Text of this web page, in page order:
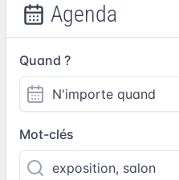
Agenda
Quand ?
Mot-clés